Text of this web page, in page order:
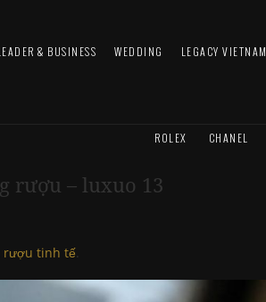
& BUSINESS WEDDING LEGACY VIETNAM
ROLEX CHANEL
rượu – luxuo 13
rượu tinh tế.